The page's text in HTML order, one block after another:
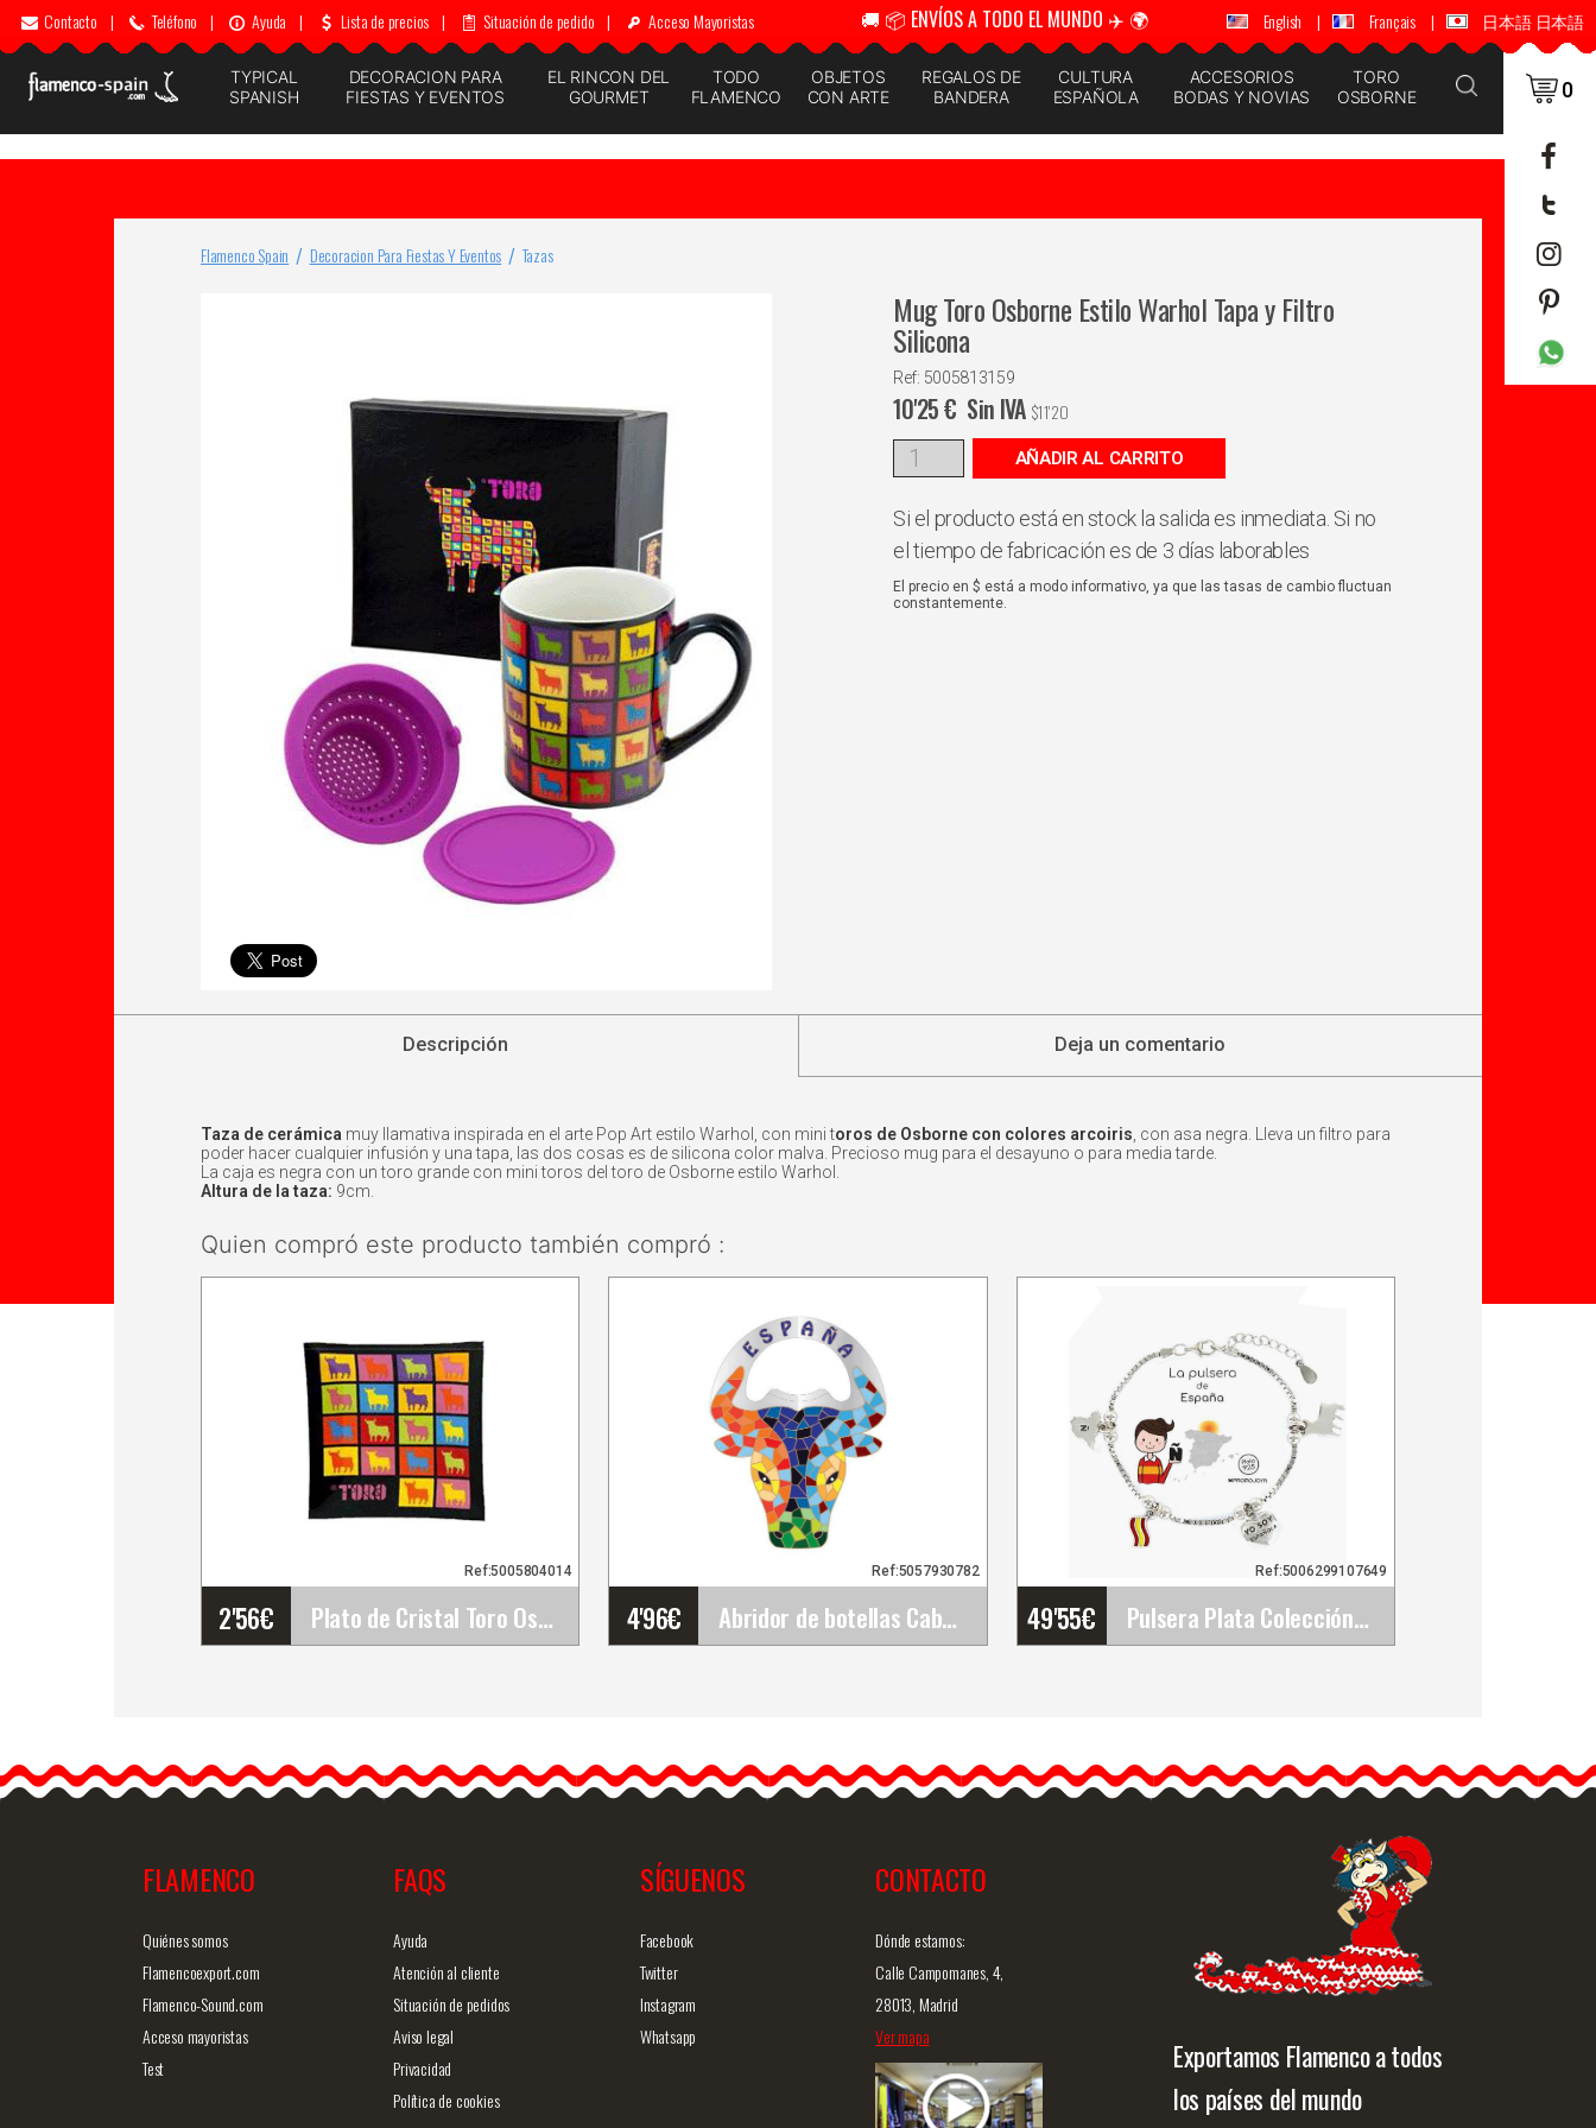
Contacto | Teléfono | Ayuda | Lista de precios | Situación de pedido | Acceso Mayoristas 🚚 📦 ENVÍOS A TODO EL MUNDO ✈️ 🌍 🚚 📦 ENVÍOS A TODO EL MUNDO ✈️ 🌍
English | Français | 日本語 日本語
TYPICAL
SPANISH
DECORACION PARA
FIESTAS Y EVENTOS
EL RINCON DEL
GOURMET
TODO
FLAMENCO
OBJETOS
CON ARTE
REGALOS DE
BANDERA
CULTURA
ESPAÑOLA
ACCESORIOS
BODAS Y NOVIAS
TORO
OSBORNE
0
Flamenco Spain Decoracion Para Fiestas Y Eventos Tazas
Mug Toro Osborne Estilo Warhol Tapa y Filtro
Silicona
Ref: 5005813159
10'25€ Sin IVA $11'20
AÑADIR AL CARRITO
Si el producto está en stock la salida es inmediata. Si no
el tiempo de fabricación es de 3 días laborables
El precio en $ está a modo informativo, ya que las tasas de cambio fluctuan
constantemente.
Descripción Deja un comentario
Taza de cerámica muy llamativa inspirada en el arte Pop Art estilo Warhol, con mini toros de Osborne con colores arcoiris , con asa negra. Lleva un filtro para
poder hacer cualquier infusión y una tapa, las dos cosas es de silicona color malva. Precioso mug para el desayuno o para media tarde.
La caja es negra con un toro grande con mini toros del toro de Osborne estilo Warhol.
Altura de la taza: 9cm.
Quien compró este producto también compró :
2'56€ Plato de Cristal Toro Osborne Warhol. 10X10cm
Ref:5005804014
Plato de cristal decorado
con el toro de Osborne al…
4'96€ Abridor de botellas Cabeza de Toro Gaudi con&hellip;
Ref:5057930782
OLÉ MOSAIC
Por fin algo realmente útil
49'55€ Pulsera Plata Colección Eres lo Más. España
Ref:5006299107649
Descubre la exquisita
pulsera de Promojoya con
Vista rápida
FLAMENCO
Quiénes somos
Flamencoexport.com
Flamenco-Sound.com
Acceso mayoristas
Test
FAQS
Ayuda
Atención al cliente
Situación de pedidos
Aviso legal
Privacidad
Política de cookies
SÍGUENOS
Facebook
Twitter
Instagram
Whatsapp
CONTACTO
Dónde estamos:
Calle Campomanes, 4,
28013, Madrid
Ver mapa
Exportamos Flamenco a todos
los países del mundo